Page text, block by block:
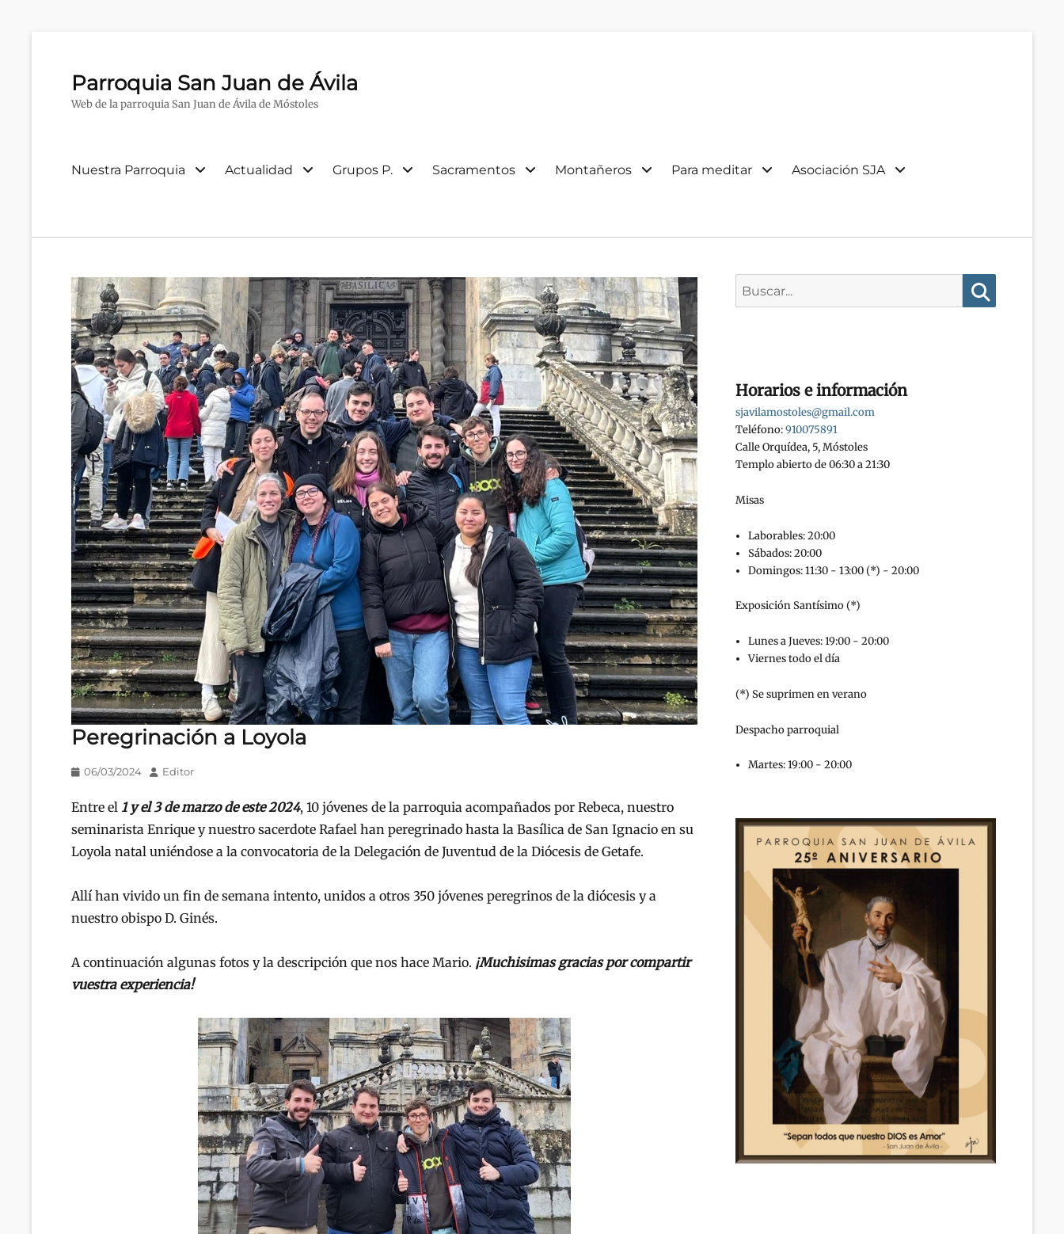
Parroquia San Juan de Ávila
Web de la parroquia San Juan de Ávila de Móstoles
Menú
Nuestra Parroquia Actualidad Grupos P. Sacramentos Montañeros Para meditar Asociación SJA
Peregrinación a Loyola
Publicado
06/03/2024 AutorEditor
Entre el 1 y el 3 de marzo de este 2024, 10 jóvenes de la parroquia acompañados por Rebeca, nuestro
seminarista Enrique y nuestro sacerdote Rafael han peregrinado hasta la Basílica de San Ignacio en su
Loyola natal uniéndose a la convocatoria de la Delegación de Juventud de la Diócesis de Getafe.
Allí han vivido un fin de semana intento, unidos a otros 350 jóvenes peregrinos de la diócesis y a
nuestro obispo D. Ginés.
A continuación algunas fotos y la descripción que nos hace Mario. ¡Muchisimas gracias por compartir
vuestra experiencia!
Horarios e información
sjavilamostoles@gmail.com
Teléfono:910075891
Calle Orquídea, 5, Móstoles
Templo abierto de 06:30 a 21:30
Misas
Laborables: 20:00
Sábados: 20:00
Domingos: 11:30 - 13:00 (*) - 20:00
Exposición Santísimo (*)
Lunes a Jueves: 19:00 - 20:00
Viernes todo el día
(*) Se suprimen en verano
Despacho parroquial
Martes: 19:00 - 20:00